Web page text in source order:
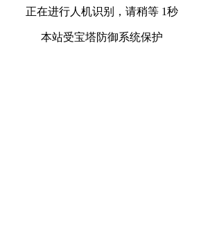
正在进行人机识别，请稍等 1秒
本站受宝塔防御系统保护